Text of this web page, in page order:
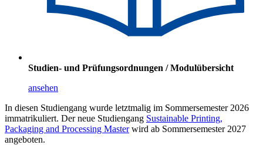
Studien- und Prüfungsordnungen / Modulübersicht
ansehen
In diesen Studiengang wurde letztmalig im Sommersemester 2026
immatrikuliert. Der neue Studiengang Sustainable Printing,
Packaging and Processing Masterwird ab Sommersemester 2027
angeboten.